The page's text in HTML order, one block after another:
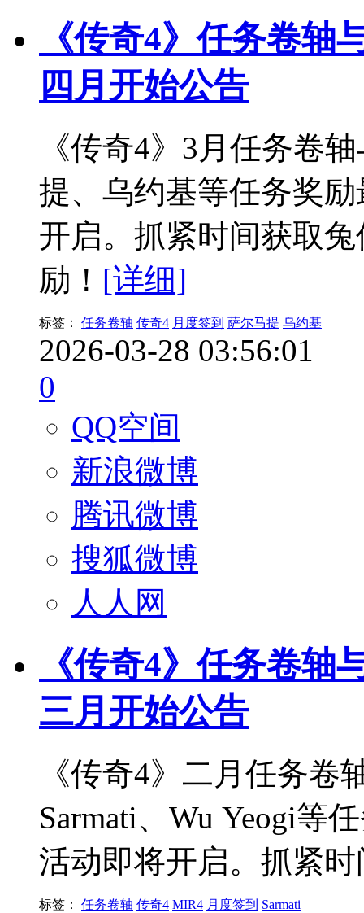
《传奇4》任务卷轴
四月开始公告
《传奇4》3月任务卷
提、乌约基等任务奖
开启。抓紧时间获取
励！ [详细]
标签： 任务卷轴 传奇4 月度签到 萨尔马提 乌约基
2026-03-28 03:56:01
0
QQ空间
新浪微博
腾讯微博
搜狐微博
人人网
《传奇4》任务卷轴
三月开始公告
《传奇4》二月任务
Sarmati、Wu Yeogi等
活动即将开启。抓紧
标签： 任务卷轴 传奇4 MIR4 月度签到 Sarmati